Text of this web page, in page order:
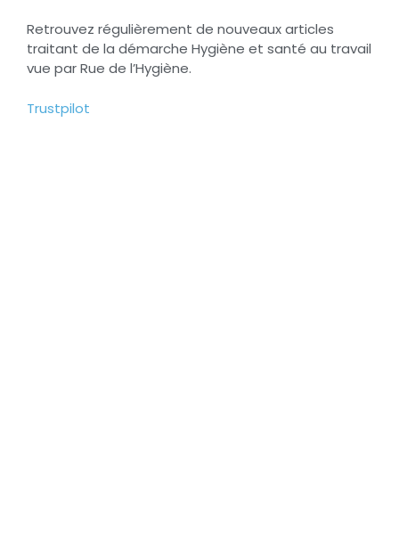
Retrouvez régulièrement de nouveaux articles
traitant de la démarche Hygiène et santé au travail
vue par Rue de l’Hygiène.
Trustpilot